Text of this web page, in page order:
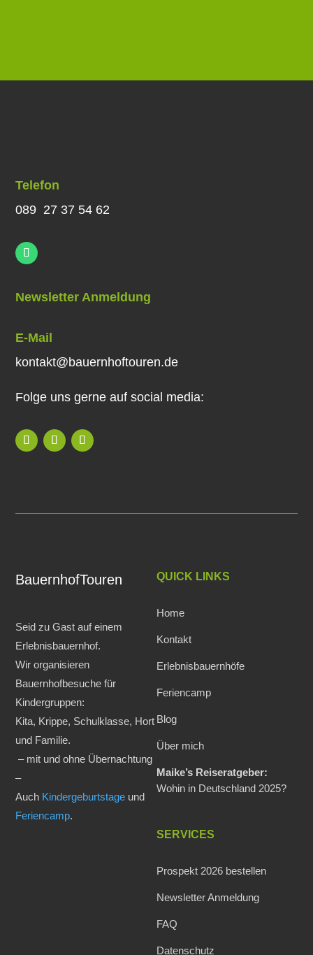
Telefon
089 27 37 54 62
Newsletter Anmeldung
E-Mail
kontakt@bauernhoftouren.de
Folge uns gerne auf social media:
BauernhofTouren
Seid zu Gast auf einem
Erlebnisbauernhof.
Wir organisieren
Bauernhofbesuche für
Kindergruppen:
Kita, Krippe, Schulklasse, Hort
und Familie.
– mit und ohne Übernachtung
–
Auch Kindergeburtstage und
Feriencamp.
QUICK LINKS
Home
Kontakt
Erlebnisbauernhöfe
Feriencamp
Blog
Über mich
Maike’s Reiseratgeber:
Wohin in Deutschland 2025?
SERVICES
Prospekt 2026 bestellen
Newsletter Anmeldung
FAQ
Datenschutz